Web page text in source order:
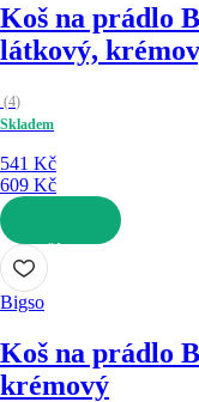
Koš na prádlo
látkový,
(4)
Skladem
541 Kč
609 Kč
DO KOŠÍKU
Bigso
Koš na prádlo
krémový